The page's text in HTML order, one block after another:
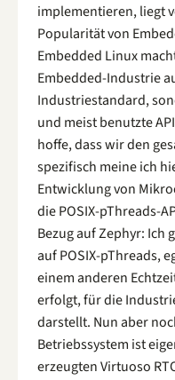
implementieren, liegt
Popularität von
Embedded Linux
Embedded-Industrie
Industriestandard,
und meist benutzte
hoffe, dass wir den
spezifisch meine ich
Entwicklung von
die POSIX-pThreads-
Bezug auf Zephyr: Ich
auf POSIX-pThreads,
einem anderen
erfolgt, für die
darstellt. Nun aber
Betriebssystem ist
erzeugten Virtuoso